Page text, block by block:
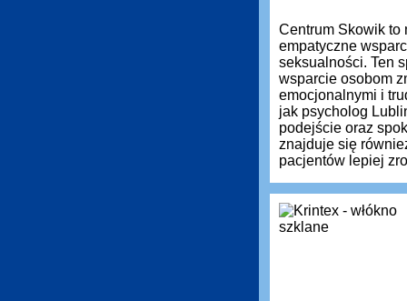
Centrum Skowik to
empatyczne
seksualności. Ten
wsparcie osobom
emocjonalnymi i
jak psycholog
podejście oraz
znajduje się
pacjentów lepiej